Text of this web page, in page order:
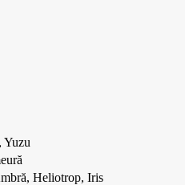
Yuzu
Heliotrop, Iris